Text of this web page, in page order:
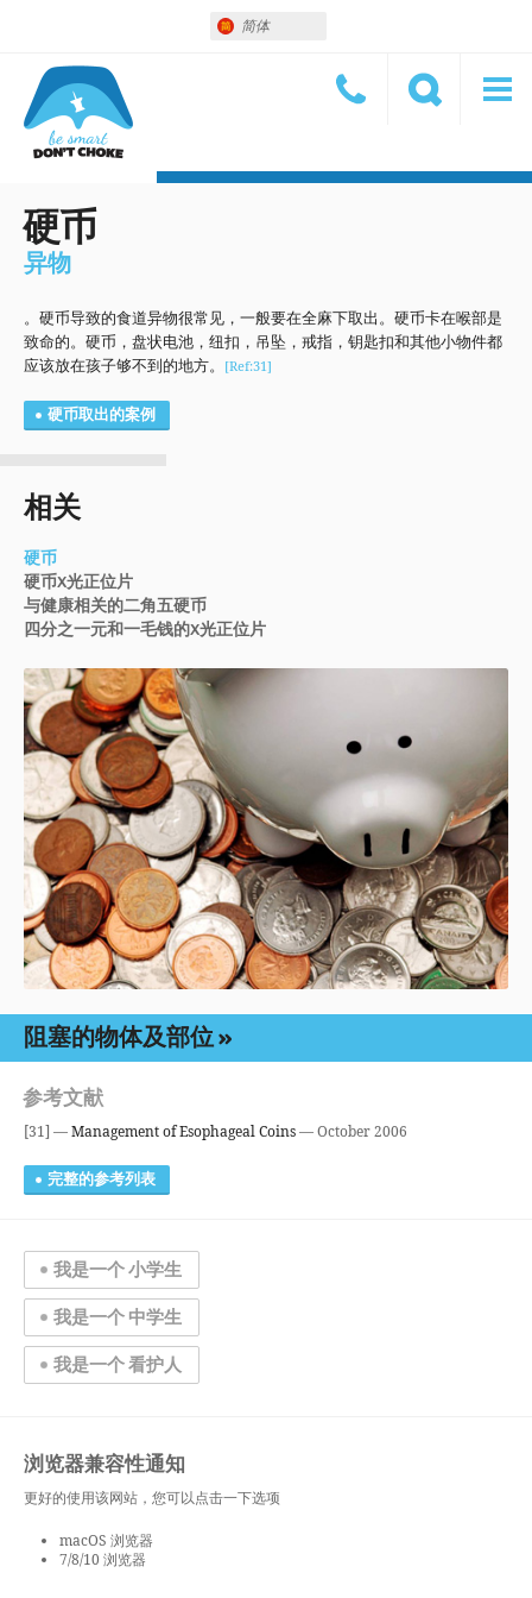
简体
硬币
异物
。硬币导致的食道异物很常见，一般要在全麻下取出。硬币卡在喉部是
致命的。硬币，盘状电池，纽扣，吊坠，戒指，钥匙扣和其他小物件都
应该放在孩子够不到的地方。
[Ref:31]
硬币取出的案例
相关
硬币
硬币X光正位片
与健康相关的二角五硬币
四分之一元和一毛钱的X光正位片
阻塞的物体及部位
参考文献
[31] —Management of Esophageal Coins— October 2006
完整的参考列表
我是一个 小学生
我是一个 中学生
我是一个 看护人
浏览器兼容性通知
更好的使用该网站，您可以点击一下选项
macOS 浏览器
7/8/10 浏览器